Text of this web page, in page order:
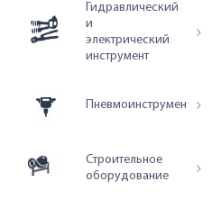
Гидравлический
и
электрический
инструмент
Пневмоинструмент
Строительное
оборудование